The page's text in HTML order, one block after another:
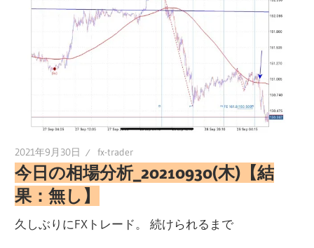
2021年9月30日 fx-trader
今日の相場分析_20210930(木)【結
果：無し】
久しぶりにFXトレード。 続けられるまで